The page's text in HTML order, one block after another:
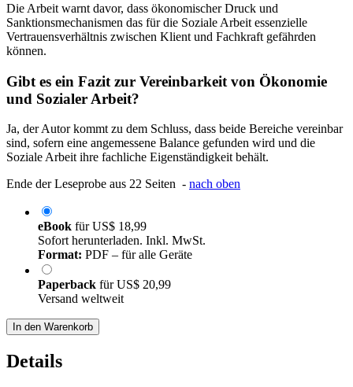
Die Arbeit warnt davor, dass ökonomischer Druck und
Sanktionsmechanismen das für die Soziale Arbeit essenzielle
Vertrauensverhältnis zwischen Klient und Fachkraft gefährden
können.
Gibt es ein Fazit zur Vereinbarkeit von Ökonomie
und Sozialer Arbeit?
Ja, der Autor kommt zu dem Schluss, dass beide Bereiche vereinbar
sind, sofern eine angemessene Balance gefunden wird und die
Soziale Arbeit ihre fachliche Eigenständigkeit behält.
Ende der Leseprobe aus 22 Seiten - nach oben
eBook fürUS$ 18,99
Sofort herunterladen. Inkl. MwSt.
Format: PDF – für alle Geräte
Paperback fürUS$ 20,99
Versand weltweit
In den Warenkorb
Details